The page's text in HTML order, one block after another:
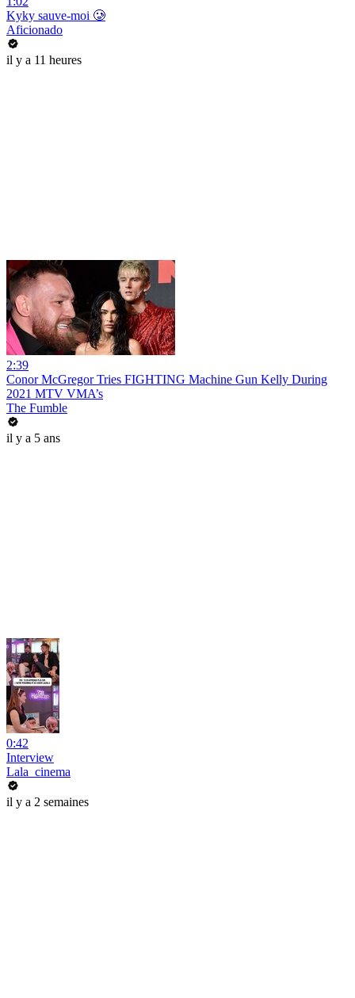
Kyky sauve-moi 🥲
Aficionado
il y a 11 heures
2:39
Conor McGregor Tries FIGHTING Machine Gun Kelly During
2021 MTV VMA’s
The Fumble
il y a 5 ans
0:42
Interview
Lala_cinema
il y a 2 semaines